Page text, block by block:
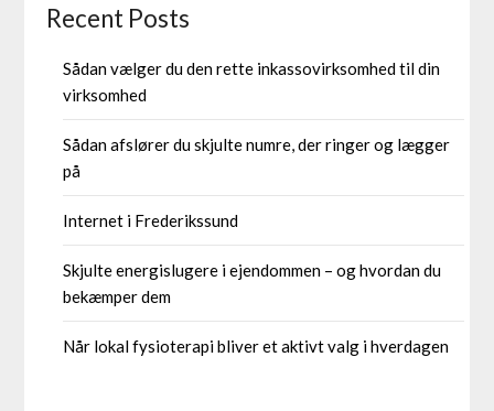
Recent Posts
Sådan vælger du den rette inkassovirksomhed til din
virksomhed
Sådan afslører du skjulte numre, der ringer og lægger
på
Internet i Frederikssund
Skjulte energislugere i ejendommen – og hvordan du
bekæmper dem
Når lokal fysioterapi bliver et aktivt valg i hverdagen